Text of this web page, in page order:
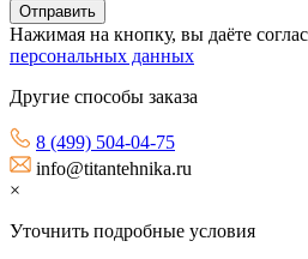
Нажимая на кнопку, вы даёте
персональных данных
Другие способы заказа
8 (499) 504-04-75
info@titantehnika.ru
×
Уточнить подробные условия